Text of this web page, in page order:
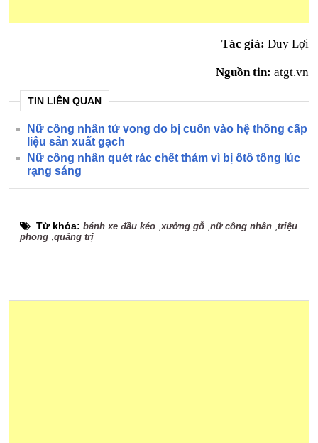
Tác giả: Duy Lợi
Nguồn tin: atgt.vn
TIN LIÊN QUAN
Nữ công nhân tử vong do bị cuốn vào hệ thống cấp
liệu sản xuất gạch
Nữ công nhân quét rác chết thảm vì bị ôtô tông lúc
rạng sáng
Từ khóa:bánh xe đầu kéo ,xưởng gỗ ,nữ công nhân ,triệu
phong ,quảng trị